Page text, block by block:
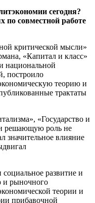
сегодня?
по совместной работе
критической мысли»
«Капитал и класс»
национальной
построило
теорию и
трактаты
«Государство и
решающую роль не
значительное влияние
развитие и
и рыночного
теории и
прибавочной